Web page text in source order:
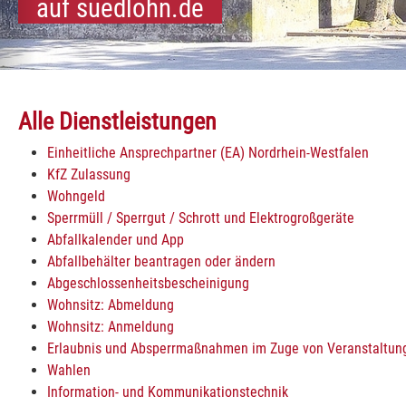
Oeding:
und Oeding:
Südlohn und Oeding:
Südlohn und Oeding:
Südlohn und Oeding:
Südlohn und Oeding:
Südlohn und Oeding:
Südlohn und Oeding:
Südlohn und Oeding:
Südlohn und Oeding:
Südlohn und Oeding:
auf suedlohn.de
Alle Dienstleistungen
Einheitliche Ansprechpartner (EA) Nordrhein-Westfalen
KfZ Zulassung
Wohngeld
Sperrmüll / Sperrgut / Schrott und Elektrogroßgeräte
Abfallkalender und App
Abfallbehälter beantragen oder ändern
Abgeschlossenheitsbescheinigung
Wohnsitz: Abmeldung
Wohnsitz: Anmeldung
Erlaubnis und Absperrmaßnahmen im Zuge von
Wahlen
Information- und Kommunikationstechnik